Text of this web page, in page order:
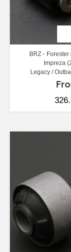
BRZ Forester
Impreza
Legacy /